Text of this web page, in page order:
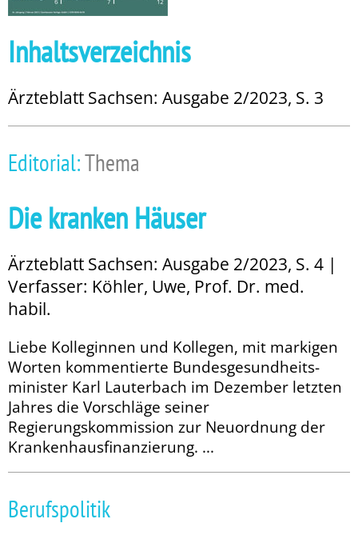
Inhaltsverzeichnis
Ärzteblatt Sachsen: Ausgabe 2/2023, S. 3
Editorial:Thema
Die kranken Häuser
Ärzteblatt Sachsen: Ausgabe 2/2023, S. 4 |
Verfasser: Köhler, Uwe, Prof. Dr. med.
habil.
Liebe Kolleginnen und Kollegen, mit markigen
Worten kommentierte Bundesgesundheits­
minister Karl Lauterbach im Dezember letzten
Jahres die Vorschläge seiner
Regierungskommission zur Neuordnung der
Krankenhausfinanzierung. ...
Berufspolitik